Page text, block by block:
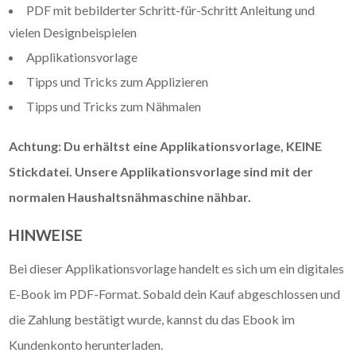
PDF mit bebilderter Schritt-für-Schritt Anleitung und
vielen Designbeispielen
Applikationsvorlage
Tipps und Tricks zum Applizieren
Tipps und Tricks zum Nähmalen
Achtung: Du erhältst eine Applikationsvorlage, KEINE
Stickdatei. Unsere Applikationsvorlage sind mit der
normalen Haushaltsnähmaschine nähbar.
HINWEISE
Bei dieser Applikationsvorlage handelt es sich um ein digitales
E-Book im PDF-Format. Sobald dein Kauf abgeschlossen und
die Zahlung bestätigt wurde, kannst du das Ebook im
Kundenkonto herunterladen.